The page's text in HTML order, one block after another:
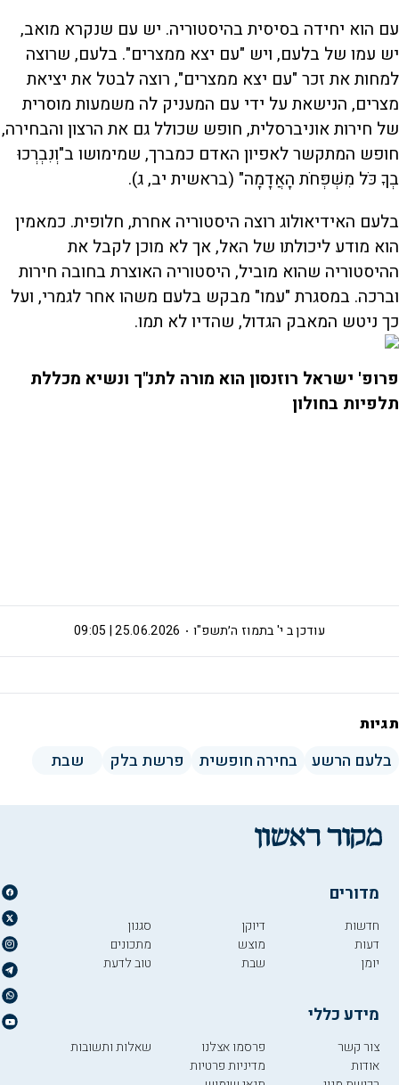
עם הוא יחידה בסיסית בהיסטוריה. יש עם שנקרא מואב,
יש עמו של בלעם, ויש "עם יצא ממצרים". בלעם, שרוצה
למחות את זכר "עם יצא ממצרים", רוצה לבטל את יציאת
מצרים, הנישאת על ידי עם המעניק לה משמעות מוסרית
של חירות אוניברסלית, חופש שכולל גם את הרצון והבחירה,
חופש המתקשר לאפיון האדם כמברך, שמימושו ב"וְנִבְרְכוּ
בְךָ כֹּל מִשְׁפְּחֹת הָאֲדָמָה" (בראשית יב, ג).
בלעם האידיאולוג רוצה היסטוריה אחרת, חלופית. כמאמין
הוא מודע ליכולתו של האל, אך לא מוכן לקבל את
ההיסטוריה שהוא מוביל, היסטוריה האוצרת בחובה חירות
וברכה. במסגרת "עמו" מבקש בלעם משהו אחר לגמרי, ועל
כך ניטש המאבק הגדול, שהדיו לא תמו.
פרופ' ישראל רוזנסון הוא מורה לתנ"ך ונשיא מכללת
תלפיות בחולון
י' בתמוז ה׳תשפ"ו 25.06.2026 | 09:05 עודכן ב
תגיות
בלעם הרשע בחירה חופשית פרשת בלק שבת
מדורים
חדשות
דעות
יומן
דיוקן
מוצש
שבת
סגנון
מתכונים
טוב לדעת
מידע כללי
צור קשר
אודות
פרסמו אצלנו
מדיניות פרטיות
שאלות ותשובות